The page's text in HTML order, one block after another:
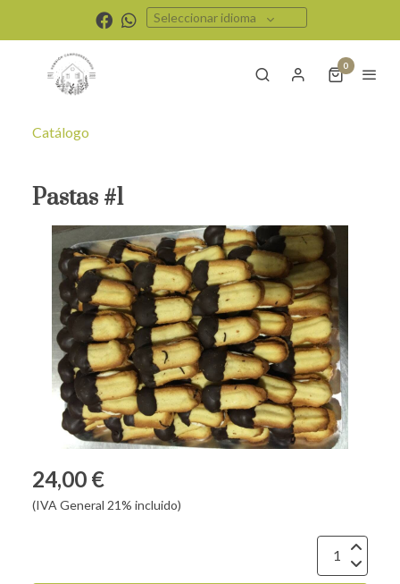
Seleccionar idioma
0
Catálogo
Pastas #1
24,00 €
(IVA General 21% incluido)